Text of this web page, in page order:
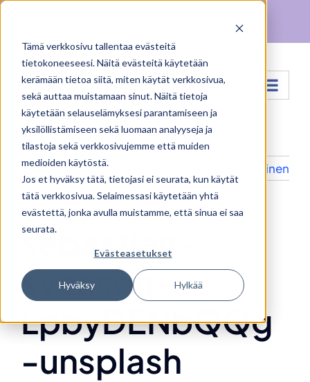
Tämä verkkosivu tallentaa evästeitä
tietokoneeseesi. Näitä evästeitä käytetään
kerämään tietoa siitä, miten käytät verkkosivua,
sekä auttaa muistamaan sinut. Näitä tietoja
käytetään selauselämyksesi parantamiseen ja
yksilöllistämiseen sekä luomaan analyyseja ja
tilastoja sekä verkkosivujemme että muiden
medioiden käytöstä.
Jos et hyväksy tätä, tietojasi ei seurata, kun käytät
tätä verkkosivua. Selaimessasi käytetään yhtä
evästettä, jonka avulla muistamme, että sinua ei saa
seurata.
Evästeasetukset
Hyväksy Hylkää
Skip
content
Siirry...
Edellinen
sebastian-
svenson-
LpbyDENbQQg
-unsplash